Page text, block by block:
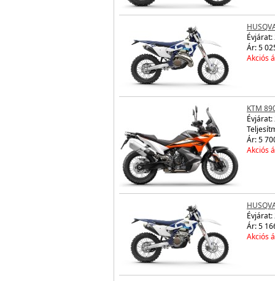
Évjárat:
Ár: 5
Akciós
KTM
Évjárat:
Ár: 5
Akciós
Évjárat:
Ár: 5
Akciós